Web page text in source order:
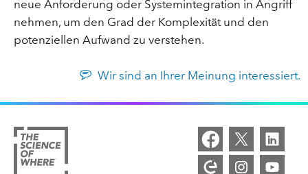
neue Anforderung oder Systemintegration in Angriff
nehmen, um den Grad der Komplexität und den
potenziellen Aufwand zu verstehen.
Wir sind an Ihrer Meinung interessiert.